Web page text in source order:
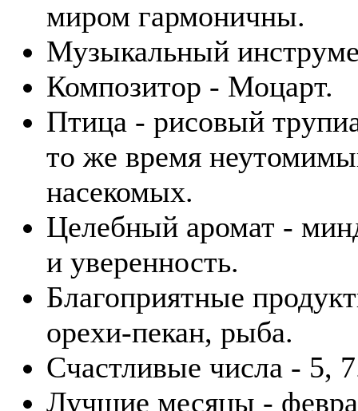
миром гармоничны.
Музыкальный
Композитор - Моцарт.
Птица - рисовый
то же время
насекомых.
Целебный аромат -
и уверенность.
Благоприятные
орехи-пекан, рыба.
Счастливые числа - 5,
Лучшие месяцы -